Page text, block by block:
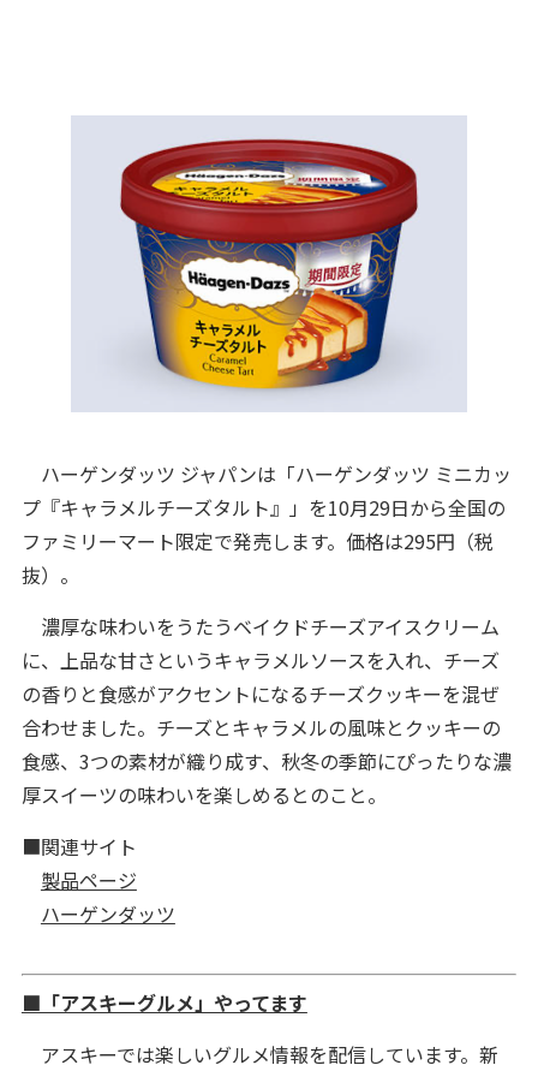
ハーゲンダッツ ジャパンは「ハーゲンダッツ ミニカッ
プ『キャラメルチーズタルト』」を10月29日から全国の
ファミリーマート限定で発売します。価格は295円（税
抜）。
濃厚な味わいをうたうベイクドチーズアイスクリーム
に、上品な甘さというキャラメルソースを入れ、チーズ
の香りと食感がアクセントになるチーズクッキーを混ぜ
合わせました。チーズとキャラメルの風味とクッキーの
食感、3つの素材が織り成す、秋冬の季節にぴったりな濃
厚スイーツの味わいを楽しめるとのこと。
■関連サイト
製品ページ
ハーゲンダッツ
■「アスキーグルメ」やってます
アスキーでは楽しいグルメ情報を配信しています。新